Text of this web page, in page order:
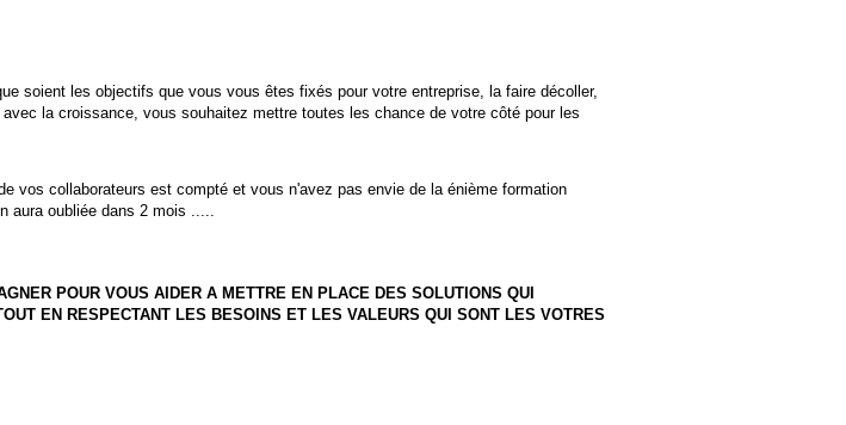
soient les objectifs que vous vous êtes fixés pour votre entreprise, la faire décoller,
avec la croissance, vous souhaitez mettre toutes les chance de votre côté pour les
vos collaborateurs est compté et vous n'avez pas envie de la énième formation
aura oubliée dans 2 mois .....
POUR VOUS AIDER A METTRE EN PLACE DES SOLUTIONS QUI
EN RESPECTANT LES BESOINS ET LES VALEURS QUI SONT LES VOTRES